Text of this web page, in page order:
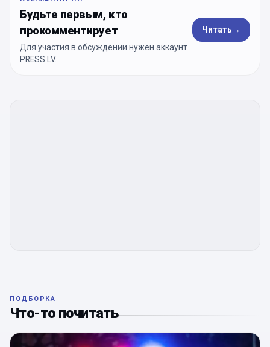
Будьте первым, кто
прокомментирует
Для участия в обсуждении нужен аккаунт
PRESS.LV.
Читать→
ПОДБОРКА
Что-то почитать